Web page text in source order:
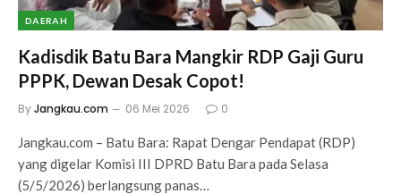
DAERAH
Kadisdik Batu Bara Mangkir RDP Gaji Guru
PPPK, Dewan Desak Copot!
ByJangkau.com 06 Mei 2026 0
Jangkau.com – Batu Bara: Rapat Dengar Pendapat (RDP)
yang digelar Komisi III DPRD Batu Bara pada Selasa
(5/5/2026) berlangsung panas…